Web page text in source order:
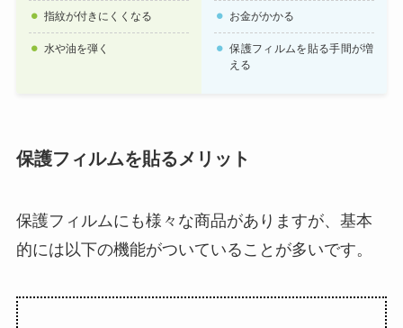
指紋が付きにくくなる
水や油を弾く
お金がかかる
保護フィルムを貼る手間が増
える
保護フィルムを貼るメリット
保護フィルムにも様々な商品がありますが、基本
的には以下の機能がついていることが多いです。